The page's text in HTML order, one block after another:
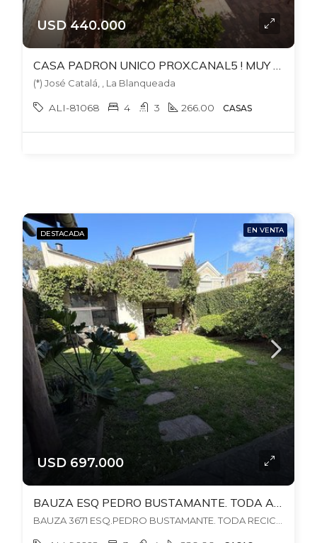
USD 440.000
(*) José Catalá, , La Blanqueada
ALI-81068 4 3 266.00 CASAS
DESTACADA EN VENTA
USD 697.000